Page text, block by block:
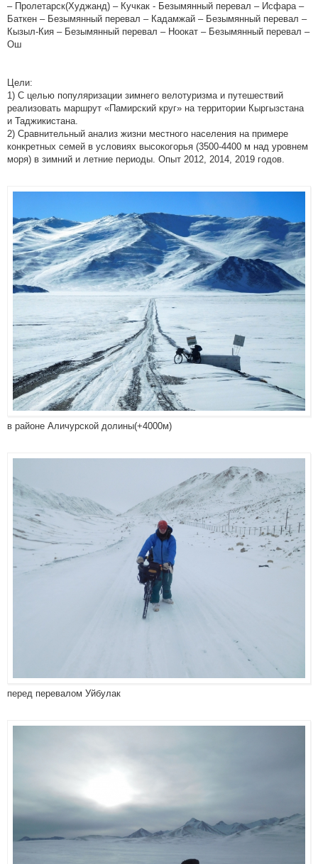
– Пролетарск(Худжанд) – Кучкак - Безымянный перевал – Исфара –
Баткен – Безымянный перевал – Кадамжай – Безымянный перевал –
Кызыл-Кия – Безымянный перевал – Ноокат – Безымянный перевал –
Ош
Цели:
1) С целью популяризации зимнего велотуризма и путешествий
реализовать маршрут «Памирский круг» на территории Кыргызстана
и Таджикистана.
2) Сравнительный анализ жизни местного населения на примере
конкретных семей в условиях высокогорья (3500-4400 м над уровнем
моря) в зимний и летние периоды. Опыт 2012, 2014, 2019 годов.
в районе Аличурской долины(+4000м)
перед перевалом Уйбулак